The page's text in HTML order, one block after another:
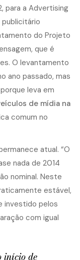
para a Advertising
do Projeto
que é
O levantamento
ano passado, mas
leva em
de mídia na
comum no
atual. “O
nada de 2014
nominal. Neste
estável,
investido pelos
com igual
início de